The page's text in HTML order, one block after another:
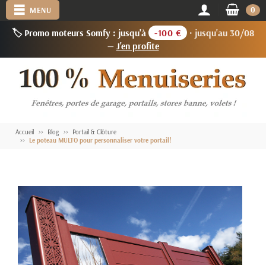
🏷️ Promo moteurs Somfy : jusqu'à -100 €
· jusqu'au 30/08
— J'en profite
MENU 0
Accueil Blog
Portail & Clôture
Le poteau MULTO pour personnaliser votre portail!